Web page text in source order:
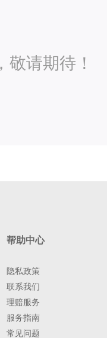
请期待！
帮助中心
隐私政策
联系我们
理赔服务
服务指南
常见问题